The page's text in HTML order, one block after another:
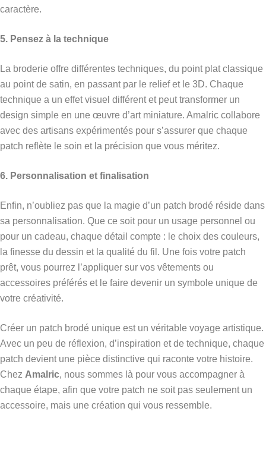
caractère.
5. Pensez à la technique
La broderie offre différentes techniques, du point plat classique
au point de satin, en passant par le relief et le 3D. Chaque
technique a un effet visuel différent et peut transformer un
design simple en une œuvre d’art miniature. Amalric collabore
avec des artisans expérimentés pour s’assurer que chaque
patch reflète le soin et la précision que vous méritez.
6. Personnalisation et finalisation
Enfin, n’oubliez pas que la magie d’un patch brodé réside dans
sa personnalisation. Que ce soit pour un usage personnel ou
pour un cadeau, chaque détail compte : le choix des couleurs,
la finesse du dessin et la qualité du fil. Une fois votre patch
prêt, vous pourrez l’appliquer sur vos vêtements ou
accessoires préférés et le faire devenir un symbole unique de
votre créativité.
Créer un patch brodé unique est un véritable voyage artistique.
Avec un peu de réflexion, d’inspiration et de technique, chaque
patch devient une pièce distinctive qui raconte votre histoire.
Chez Amalric, nous sommes là pour vous accompagner à
chaque étape, afin que votre patch ne soit pas seulement un
accessoire, mais une création qui vous ressemble.